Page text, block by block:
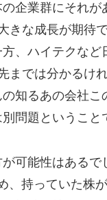
企業群にそれが
きな成長が期待
、ハイテクな
までは分かるけ
知るあの会社こ
問題ということ
可能性はある
、持っていた株